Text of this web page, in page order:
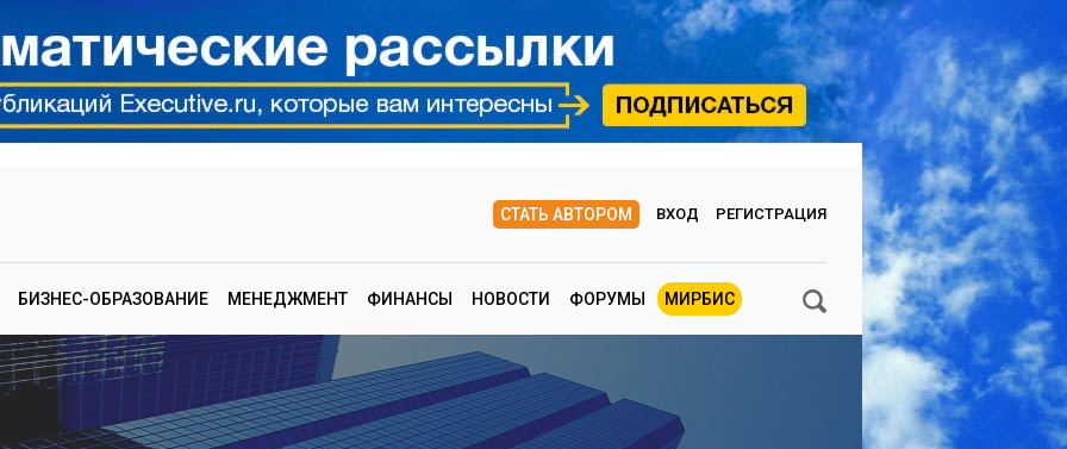
СТАТЬ АВТОРОМ ВХОД РЕГИСТРАЦИЯ
БИЗНЕС-ОБРАЗОВАНИЕ МЕНЕДЖМЕНТ ФИНАНСЫ НОВОСТИ ФОРУМЫ МИРБИС